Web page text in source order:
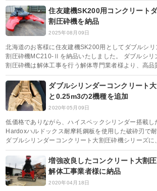
住友建機SK200用コンクリート
割圧砕機を納品
2025年08月09日
北海道のお客様に住友建機SK200用としてダブルシ
割圧砕機MC210-Ⅱを納品いたしました。 ダブルシリ
割圧砕機は解体工事を行う解体専門業者様より、高品
ダブルシリンダーコンクリート
と0.25m3の2機種を追加
2020年05月09日
低価格でありながら、ハイスペックシリンダー搭載し
Hardoxハルドックス耐摩耗鋼板を使用した破砕刃で
ダブルシリンダーコンクリート大割圧砕機シリーズに
増強改良したコンクリート大割
解体工事業者様に納品
2020年04月18日